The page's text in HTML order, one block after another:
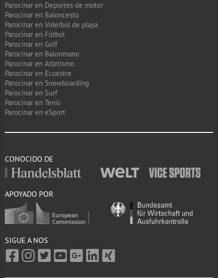
Parocinar en Deportes de motor
Parocinar en Baloncesto
Parocinar en Voleibol de playa
Parocinar en Fútbol
Parocinar en Golf
Parocinar en Balonmano
Parocinar en Atletismo
Parocinar en Ecuestre
Parocinar en Snowboarding
Parocinar en Surf
Parocinar en Tenis
Parocinar en eSport
CONOCIDO DE
APOYADO POR
SIGUE A NOS